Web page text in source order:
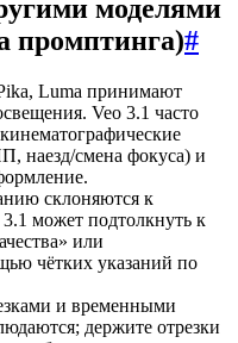
моделями
промптинга)#
Luma принимают
Veo 3.1 часто
наезд/смена фокуса) и
склоняются к
может подтолкнуть к
или
чётких указаний по
и временными
держите отрезки